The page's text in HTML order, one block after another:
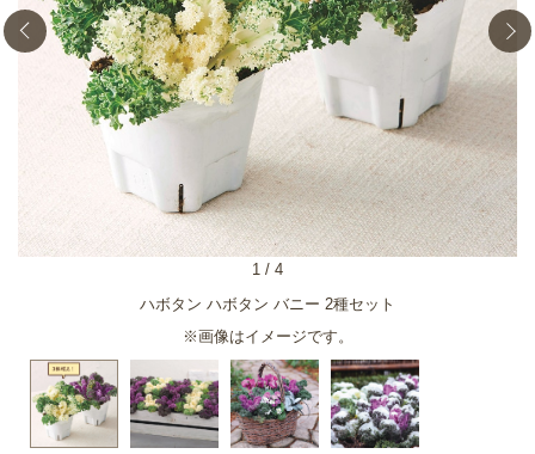
ハボタン ハボタン バニー 2種セット
※画像はイメージです。
1 / 4